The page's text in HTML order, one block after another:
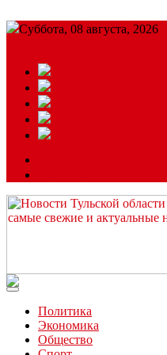
Суббота, 08 августа, 2026
Читайте последние новости
Политика
Экономика
Общество